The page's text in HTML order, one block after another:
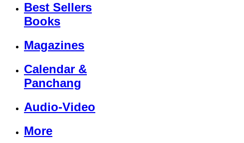
Best Sellers
Books
Magazines
Calendar &
Panchang
Audio-Video
More